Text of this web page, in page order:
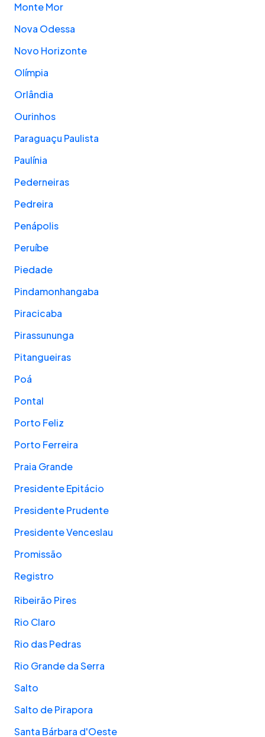
Monte Mor
Nova Odessa
Novo Horizonte
Olímpia
Orlândia
Ourinhos
Paraguaçu Paulista
Paulínia
Pederneiras
Pedreira
Penápolis
Peruíbe
Piedade
Pindamonhangaba
Piracicaba
Pirassununga
Pitangueiras
Poá
Pontal
Porto Feliz
Porto Ferreira
Praia Grande
Presidente Epitácio
Presidente Prudente
Presidente Venceslau
Promissão
Registro
Ribeirão Pires
Rio Claro
Rio das Pedras
Rio Grande da Serra
Salto
Salto de Pirapora
Santa Bárbara d'Oeste